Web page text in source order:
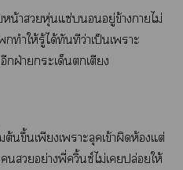
น้าหุ่นแซ่อยู่ข้างาไม่
ทำให้รู้ได้ทันทีว่าเป็นเาะ
กฝ่ายกระเด็นเตียง
ต้นขึ้นเพียงเาะลุคเข้าผิดห้องแต่
อย่างพี่ควิ้นซ์ไม่เปล่อยให้